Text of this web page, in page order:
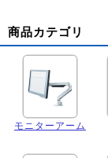
商品カテゴリ
モニターアーム